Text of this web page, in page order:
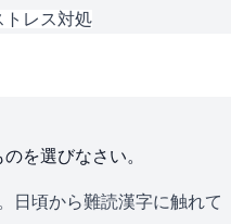
トレス対処
を選びなさい。
日頃から難読漢字に触れて